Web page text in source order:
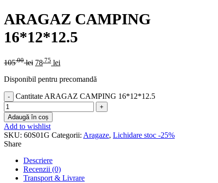
ARAGAZ CAMPING
16*12*12.5
105.00 lei 78.75 lei
Disponibil pentru precomandă
Cantitate ARAGAZ CAMPING 16*12*12.5
Adaugă în coș
Add to wishlist
SKU: 60S01G Categorii: Aragaze, Lichidare stoc -25%
Share
Descriere
Recenzii (0)
Transport & Livrare